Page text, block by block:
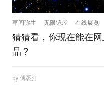
草间弥生 无限镜屋 在线展览
猜猜看，你现在能在
品？
by 傅悉汀